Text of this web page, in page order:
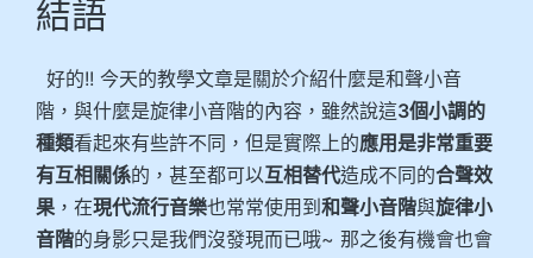
結語
好的!! 今天的教學文章是關於介紹什麼是和聲小音
階，與什麼是旋律小音階的內容，雖然說這3個小調的
種類看起來有些許不同，但是實際上的應用是非常重要
有互相關係的，甚至都可以互相替代造成不同的合聲效
果 ，在現代流行音樂也常常使用到 和聲小音階與旋律小
音階的身影只是我們沒發現而已哦~ 那之後有機會也會